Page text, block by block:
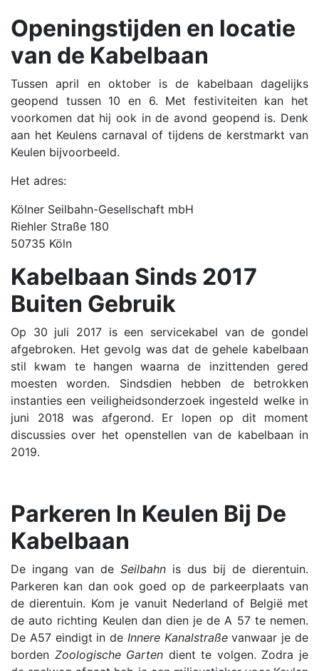
Openingstijden en locatie
van de Kabelbaan
Tussen april en oktober is de kabelbaan dagelijks
geopend tussen 10 en 6. Met festiviteiten kan het
voorkomen dat hij ook in de avond geopend is. Denk
aan het Keulens carnaval of tijdens de kerstmarkt van
Keulen bijvoorbeeld.
Het adres:
Kölner Seilbahn-Gesellschaft mbH
Riehler Straße 180
50735 Köln
Kabelbaan Sinds 2017
Buiten Gebruik
Op 30 juli 2017 is een servicekabel van de gondel
afgebroken. Het gevolg was dat de gehele kabelbaan
stil kwam te hangen waarna de inzittenden gered
moesten worden. Sindsdien hebben de betrokken
instanties een veiligheidsonderzoek ingesteld welke in
juni 2018 was afgerond. Er lopen op dit moment
discussies over het openstellen van de kabelbaan in
2019.
Parkeren In Keulen Bij De
Kabelbaan
De ingang van de Seilbahn is dus bij de dierentuin.
Parkeren kan dan ook goed op de parkeerplaats van
de dierentuin. Kom je vanuit Nederland of België met
de auto richting Keulen dan dien je de A 57 te nemen.
De A57 eindigt in de Innere Kanalstraßevanwaar je de
borden Zoologische Garten dient te volgen. Zodra je